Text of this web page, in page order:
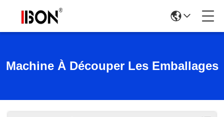
Machine À Découper Les Emballages